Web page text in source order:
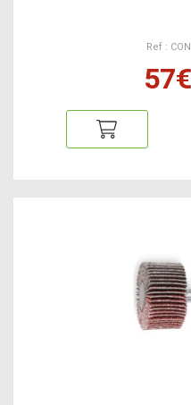
Ref :
57€